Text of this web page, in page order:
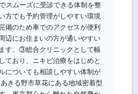
スムーズに受診できる体制を整
方でも予約管理がしやすい環境
備のため車でのアクセスが便利
辺にお住まいの方が通いやすい
す。③総合クリニックとして幅
ており、ニキビ治療をはじめと
についても相談しやすい体制が
きる野市草花にある地域密着型